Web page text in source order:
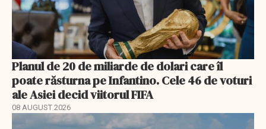
Planul de 20 de miliarde de dolari care îl
poate răsturna pe Infantino. Cele 46 de voturi
ale Asiei decid viitorul FIFA
08 AUGUST 2026